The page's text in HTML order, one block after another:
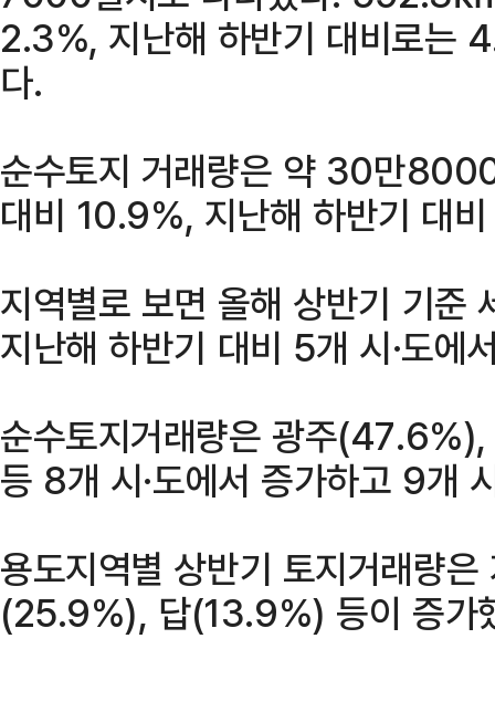
2.3%, 지난해 하반기 대비로는
다.
순수토지 거래량은 약 30만
대비 10.9%, 지난해 하반기 대
지역별로 보면 올해 상반기 기
지난해 하반기 대비 5개 시·도에
순수토지거래량은 광주
등 8개 시·도에서 증가하고 9개
용도지역별 상반기 토지거래량
(25.9%), 답(13.9%) 등이 증가